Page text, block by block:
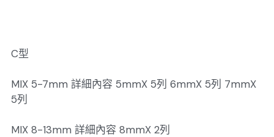
C型
MIX 5-7mm 詳細內容 5mmX 5列 6mmX 5列 7mmX
5列
MIX 8-13mm 詳細內容 8mmX 2列